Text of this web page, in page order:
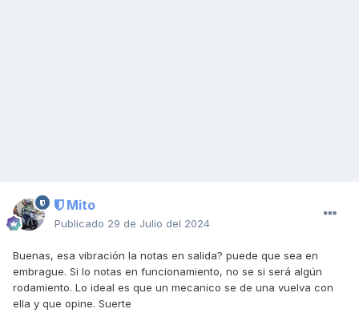
Mito
Publicado 29 de Julio del 2024
Buenas, esa vibración la notas en salida? puede que sea en
embrague. Si lo notas en funcionamiento, no se si será algún
rodamiento. Lo ideal es que un mecanico se de una vuelva con
ella y que opine. Suerte